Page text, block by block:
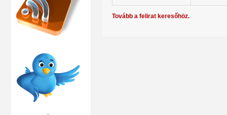
Tovább a felirat keresőhöz.